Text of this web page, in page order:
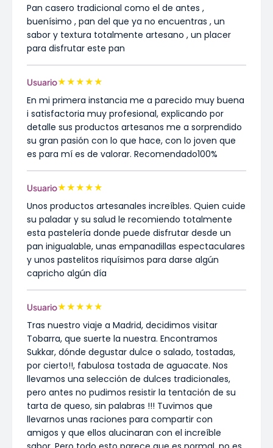
Pan casero tradicional como el de antes ,
buenísimo , pan del que ya no encuentras , un
sabor y textura totalmente artesano , un placer
para disfrutar este pan
Usuario★★★★★
En mi primera instancia me a parecido muy buena
i satisfactoria muy profesional, explicando por
detalle sus productos artesanos me a sorprendido
su gran pasión con lo que hace, con lo joven que
es para mí es de valorar. Recomendado100%
Usuario★★★★★
Unos productos artesanales increíbles. Quien cuide
su paladar y su salud le recomiendo totalmente
esta pastelería donde puede disfrutar desde un
pan inigualable, unas empanadillas espectaculares
y unos pastelitos riquísimos para darse algún
capricho algún día
Usuario★★★★★
Tras nuestro viaje a Madrid, decidimos visitar
Tobarra, que suerte la nuestra. Encontramos
Sukkar, dónde degustar dulce o salado, tostadas,
por cierto!!, fabulosa tostada de aguacate. Nos
llevamos una selección de dulces tradicionales,
pero antes no pudimos resistir la tentación de su
tarta de queso, sin palabras !!! Tuvimos que
llevarnos unas raciones para compartir con
amigos y que ellos alucinaran con el increíble